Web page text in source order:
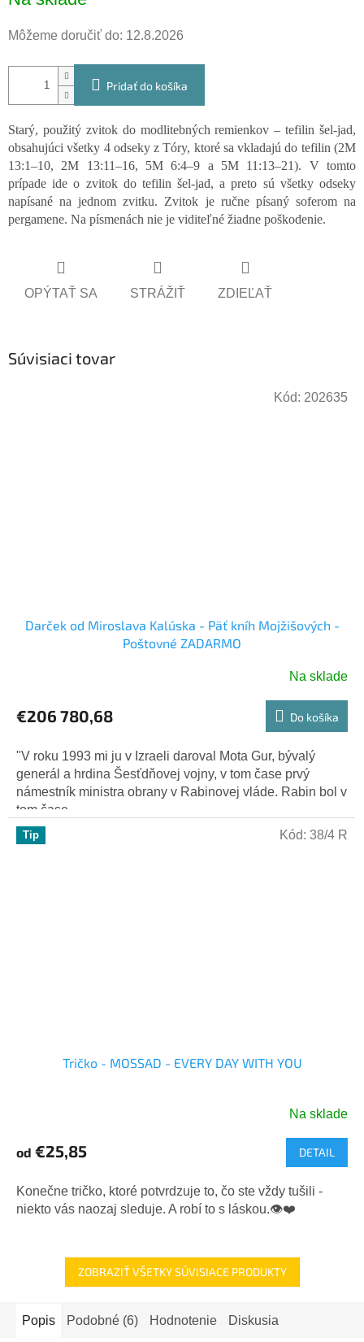
cena:
Môžeme doručiť do: 12.8.2026
Pridať do košíka
Starý, použitý zvitok do modlitebných remienkov – tefilin šel-jad,
obsahujúci všetky 4 odseky z Tóry, ktoré sa vkladajú do tefilin (2M
13:1–10, 2M 13:11–16, 5M 6:4–9 a 5M 11:13–21). V tomto
prípade ide o zvitok do tefilin šel-jad, a preto sú všetky odseky
napísané na jednom zvitku. Zvitok je ručne písaný soferom na
pergamene. Na písmenách nie je viditeľné žiadne poškodenie.
OPÝTAŤ SA STRÁŽIŤ ZDIEĽAŤ
Súvisiaci tovar
Darček od Miroslava Kalúska - Päť kníh Mojžišových -
Poštovné ZADARMO
Na sklade
€206 780,68 Do košíka
"V roku 1993 mi ju v Izraeli daroval Mota Gur, bývalý
generál a hrdina Šesťdňovej vojny, v tom čase prvý
námestník ministra obrany v Rabinovej vláde. Rabin bol v
tom čase...
Kód: 202635
Tip
Tričko - MOSSAD - EVERY DAY WITH YOU
produktu
5,0
z
Na sklade
od €25,85 DETAIL
Konečne tričko, ktoré potvrdzuje to, čo ste vždy tušili -
niekto vás naozaj sleduje. A robí to s láskou.👁️❤️
Kód: 38/4 R
ZOBRAZIŤ VŠETKY SÚVISIACE PRODUKTY
Popis Podobné (6) Hodnotenie Diskusia